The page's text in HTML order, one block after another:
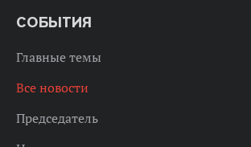
СОБЫТИЯ
Главные темы
Все новости
Председатель